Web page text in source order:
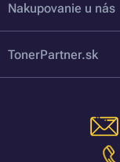
Nakupovanie u nás
TonerPartner.sk